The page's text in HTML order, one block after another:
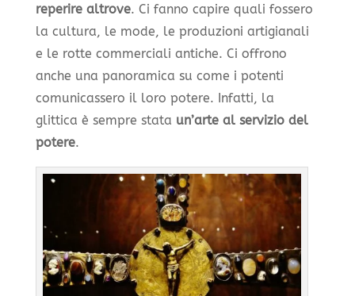
reperire altrove. Ci fanno capire quali fossero
la cultura, le mode, le produzioni artigianali
e le rotte commerciali antiche. Ci offrono
anche una panoramica su come i potenti
comunicassero il loro potere. Infatti, la
glittica è sempre stata un’arte al servizio del
potere.